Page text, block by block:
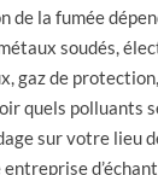
de la fumée
soudés,
gaz de
quels polluants
sur votre lieu
entreprise